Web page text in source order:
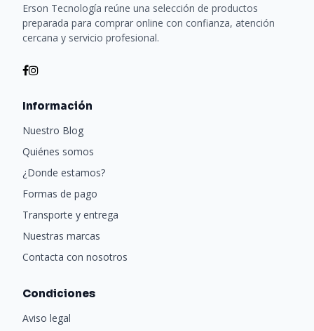
Erson Tecnología reúne una selección de productos
preparada para comprar online con confianza, atención
cercana y servicio profesional.
Información
Nuestro Blog
Quiénes somos
¿Donde estamos?
Formas de pago
Transporte y entrega
Nuestras marcas
Contacta con nosotros
Condiciones
Aviso legal